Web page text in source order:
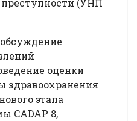
(УНП
оценки
здравоохранения
этапа
CADAP 8,